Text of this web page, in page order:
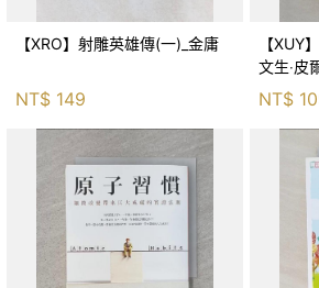
【XRO】射雕英雄傳(一)_金庸
NT$ 149
【XUY
文生‧皮
NT$